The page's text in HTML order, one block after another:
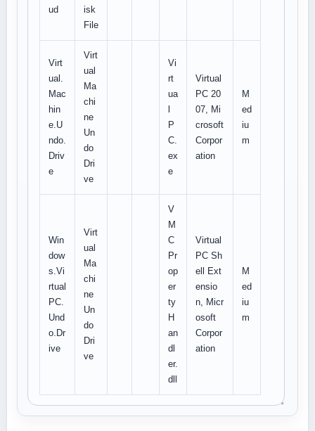
ud
isk
File
Virt
ual.
Mac
hin
e.U
ndo.
Driv
e
Virt
ual
Ma
chi
ne
Un
do
Dri
ve
Vi
rt
ua
P
C.
ex
e
Virtual
PC 20
07, Mi
crosoft
Corpor
ation
M
ed
iu
m
Win
dow
s.Vi
rtual
PC.
Und
o.Dr
ive
Virt
ual
Ma
chi
ne
Un
do
Dri
ve
V
M
C
Pr
op
er
ty
H
an
dl
er.
dll
Virtual
PC Sh
ell Ext
ensio
n, Micr
osoft
Corpor
ation
M
ed
iu
m